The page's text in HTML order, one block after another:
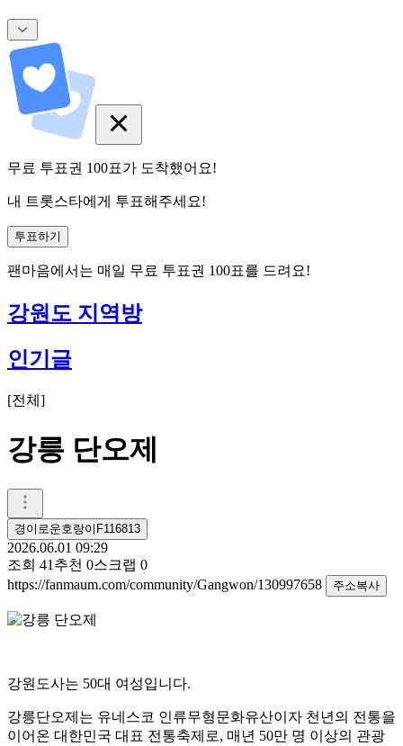
무료 투표권 100표가 도착했어요!
내 트롯스타에게 투표해주세요!
투표하기
팬마음에서는 매일 무료 투표권 100표를 드려요!
강원도 지역방
인기글
[전체 ]
강릉 단오제
경이로운호랑이F116813
2026.06.01 09:29
조회 41 추천 0스크랩 0
https://fanmaum.com/community/Gangwon/130997658
주소복사
강원도사는 50대 여성입니다.
강릉단오제는 유네스코 인류무형문화유산이자 천년의 전통을
이어온 대한민국 대표 전통축제로, 매년 50만 명 이상의 관광